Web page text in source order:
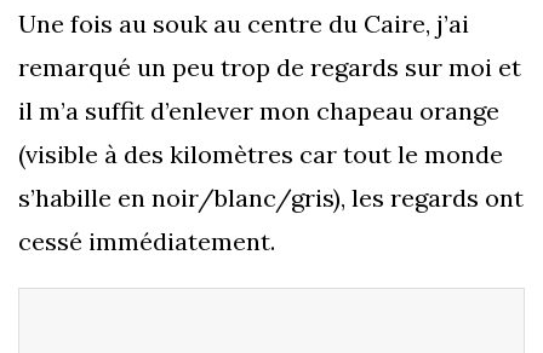
Une fois au souk au centre du Caire, j’ai
remarqué un peu trop de regards sur moi et
il m’a suffit d’enlever mon chapeau orange
(visible à des kilomètres car tout le monde
s’habille en noir/blanc/gris), les regards ont
cessé immédiatement.